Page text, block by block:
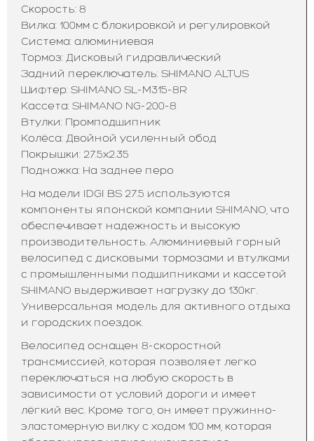
Скорость: 8
Вилка: 100мм с блокировкой и регулировкой
Система: алюминиевая
Тормоз: Дисковый гидравлический
Задний переключатель: SHIMANO ALTUS
Шифтер: SHIMANO SL-M315-8R
Кассета: SHIMANO NG-200-8
Втулки: Промподшипник
Колёса: Двойной усиленный обод
Покрышки: 27.5х2.35
Подножка: На заднее перо
На модели IDGI BS 27.5 используются
компоненты японской компании SHIMANO, что
обеспечивает надежность и высокую
производительность. Алюминиевый горный
велосипед с дисковыми тормозами и втулками
с промышленными подшипниками и кассетой
SHIMANO выдерживает нагрузку до 130кг.
Универсальная модель для активного отдыха
и городских поездок.
Велосипед оснащен 8-скоростной
трансмиссией, которая позволяет легко
переключаться на любую скорость в
зависимости от условий дороги и имеет
лёгкий вес. Кроме того, он имеет пружинно-
эластомерную вилку с ходом 100 мм, которая